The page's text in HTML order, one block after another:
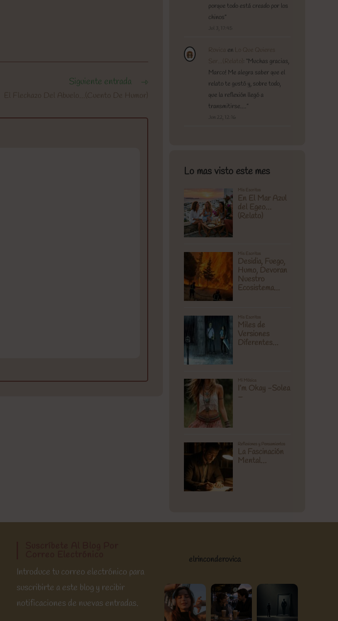
Siguiente entrada
El Flechazo Del Abuelo…(Cuento De Humor)
porque todo está creado por los
chinos”
Jul 3, 17:45
Rovica en
Lo Que Quieres
Ser…(Relato) : “Muchas gracias,
Marco! Me alegra saber que el
relato te gustó y, sobre todo,
que la reflexión llegó a
transmitirse.…”
Jun 22, 12:16
Lo mas visto este mes
Introduce tu correo electrónico para
suscribirte a este blog y recibir
notificaciones de nuevas entradas.
elrinconderovica